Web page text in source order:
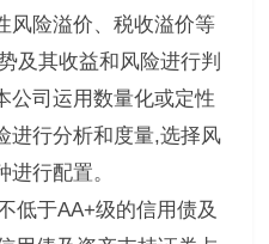
风险溢价、税收溢价等
及其收益和风险进行判
公司运用数量化或定性
进行分析和度量,选择风
行配置。
低于AA+级的信用债及